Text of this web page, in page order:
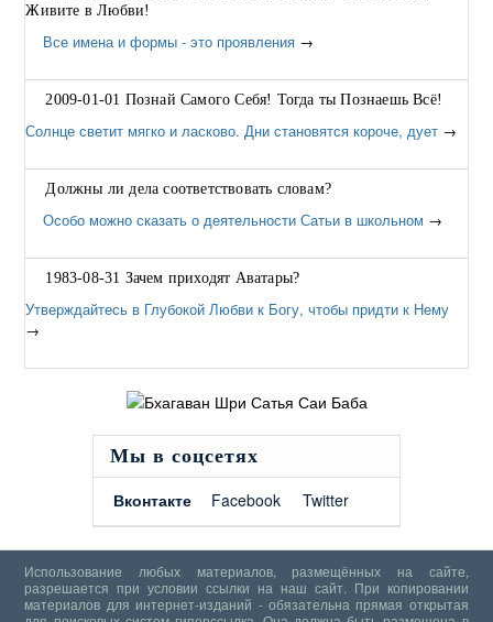
Живите в Любви!
Все имена и формы - это проявления →
2009-01-01 Познай Самого Себя! Тогда ты Познаешь Всё!
Солнце светит мягко и ласково. Дни становятся короче, дует →
Должны ли дела соответствовать словам?
Особо можно сказать о деятельности Сатьи в школьном →
1983-08-31 Зачем приходят Аватары?
Утверждайтесь в Глубокой Любви к Богу, чтобы придти к Нему
→
Мы в соцсетях
Вконтакте
Facebook Twitter
Использование любых материалов, размещённых на сайте,
разрешается при условии ссылки на наш сайт. При копировании
материалов для интернет-изданий - обязательна прямая открытая